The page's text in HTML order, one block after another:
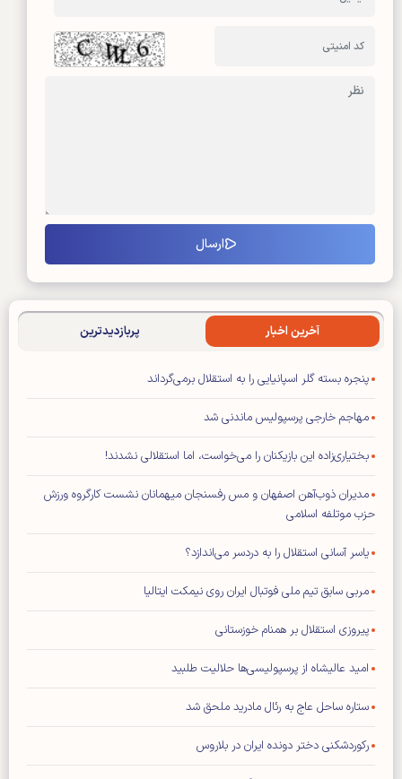
آخرین اخبار پربازدیدترین
پنجره بسته گلر اسپانیایی را به استقلال برمی‌گرداند
مهاجم خارجی پرسپولیس ماندنی شد
بختیاری‌زاده این بازیکنان را می‌خواست، اما استقلالی نشدند!
مدیران ذوب‌آهن اصفهان و مس رفسنجان میهمانان نشست کارگروه ورزش
حزب موتلفه اسلامی
یاسر آسانی استقلال را به دردسر می‌اندازد؟
مربی سابق تیم ملی فوتبال ایران روی نیمکت ایتالیا
پیروزی استقلال بر همنام خوزستانی
امید عالیشاه از پرسپولیسی‌ها حلالیت طلبید
ستاره ساحل عاج به رئال مادرید ملحق شد
رکوردشکنی دختر دونده ایران در بلاروس